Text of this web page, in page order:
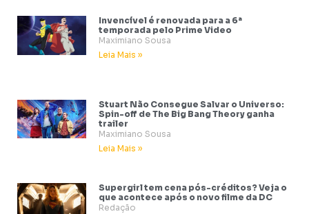
Invencível é renovada para a 6ª
temporada pelo Prime Video
Maximiano Sousa
Leia Mais »
Stuart Não Consegue Salvar o Universo:
Spin-off de The Big Bang Theory ganha
trailer
Maximiano Sousa
Leia Mais »
Supergirl tem cena pós-créditos? Veja o
que acontece após o novo filme da DC
Redação